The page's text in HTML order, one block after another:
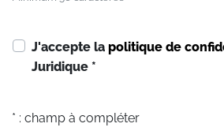
J'accepte la politique de
Juridique *
* : champ à compléter